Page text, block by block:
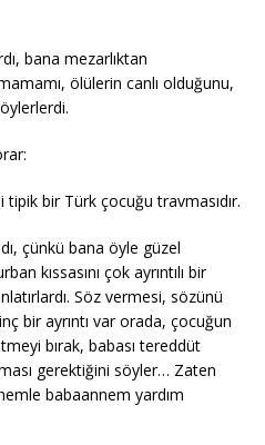
bana mezarlıktan
ölülerin canlı olduğunu,
bir Türk çocuğu travmasıdır.
çünkü bana öyle güzel
kıssasını çok ayrıntılı bir
Söz vermesi, sözünü
bir ayrıntı var orada, çocuğun
bırak, babası tereddüt
gerektiğini söyler… Zaten
babaannem yardım